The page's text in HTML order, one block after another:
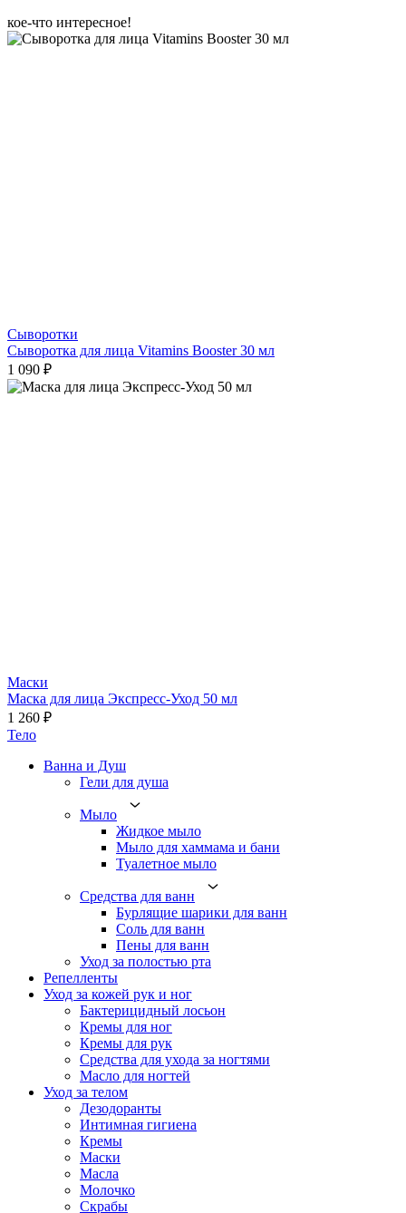
кое-что интересное!
Сыворотки
Сыворотка для лица Vitamins Booster 30 мл
1 090 ₽
Маски
Маска для лица Экспресс-Уход 50 мл
1 260 ₽
Тело
Ванна и Душ
Гели для душа
Мыло
Жидкое мыло
Мыло для хаммама и бани
Туалетное мыло
Средства для ванн
Бурлящие шарики для ванн
Соль для ванн
Пены для ванн
Уход за полостью рта
Репелленты
Уход за кожей рук и ног
Бактерицидный лосьон
Кремы для ног
Кремы для рук
Средства для ухода за ногтями
Масло для ногтей
Уход за телом
Дезодоранты
Интимная гигиена
Кремы
Маски
Масла
Молочко
Скрабы